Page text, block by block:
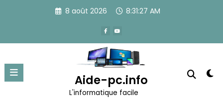
8 août 2026 8:31:27 AM
Aide-pc.info
L'informatique facile